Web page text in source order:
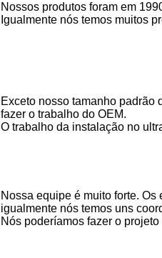
Nossos produtos foram em
Igualmente nós temos muitos
Exceto nosso tamanho padrão
fazer o trabalho do OEM.
O trabalho da instalação no
Nossa equipe é muito forte.
igualmente nós temos uns
Nós poderíamos fazer o